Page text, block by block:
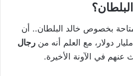
بخصوص خالد البلطان.. أن
رجال
عنهم في الآونة الأخيرة.